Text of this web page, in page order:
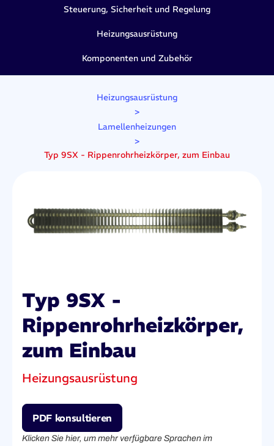
Steuerung, Sicherheit und Regelung
Heizungsausrüstung
Komponenten und Zubehör
Heizungsausrüstung
>
Lamellenheizungen
>
Typ 9SX - Rippenrohrheizkörper, zum Einbau
Typ 9SX -
Rippenrohrheizkörper,
zum Einbau
Heizungsausrüstung
PDF konsultieren
Klicken Sie hier, um mehr verfügbare Sprachen im